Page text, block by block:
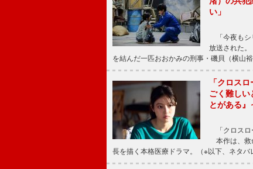
い」
「今夜もシ
放送された
を結んだ一匹おおかみの刑事・磯貝（横山
「クロス
ごく難しい
とがある』
「クロスロ
本作は、救
長を描く本格医療ドラマ。（※以下、ネタ